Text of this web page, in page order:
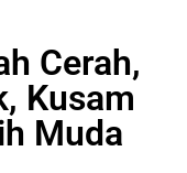
Cerah,
Kusam
Muda​